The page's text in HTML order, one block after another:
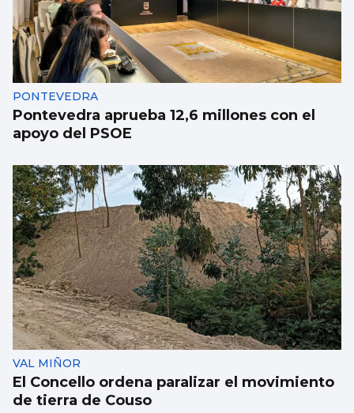
Luz verde definitiva al vial de acceso para
el CEIP Párroco Don Camilo
PONTEVEDRA
Pontevedra aprueba 12,6 millones con el
apoyo del PSOE
VAL MIÑOR
El Concello ordena paralizar el movimiento
de tierra de Couso